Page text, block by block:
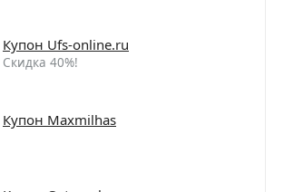
Купон Ufs-online.ru
Скидка 40%!
Купон Maxmilhas